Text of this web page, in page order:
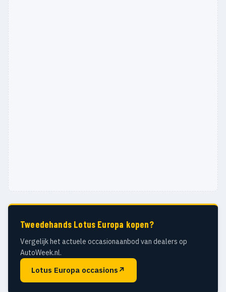
Tweedehands Lotus Europa kopen?
Vergelijk het actuele occasionaanbod van dealers op
AutoWeek.nl.
Lotus Europa occasions ↗